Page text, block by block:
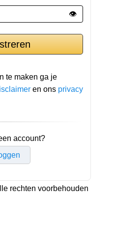
👁️
te maken ga je
en ons privacy
account?
rechten voorbehouden